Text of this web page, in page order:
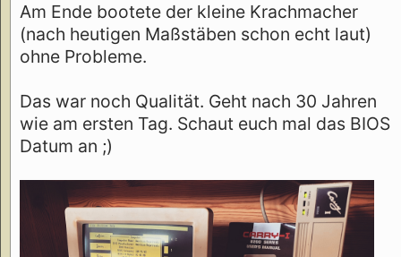
Am Ende bootete der kleine Krachmacher
(nach heutigen Maßstäben schon echt laut)
ohne Probleme.
Das war noch Qualität. Geht nach 30 Jahren
wie am ersten Tag. Schaut euch mal das BIOS
Datum an ;)